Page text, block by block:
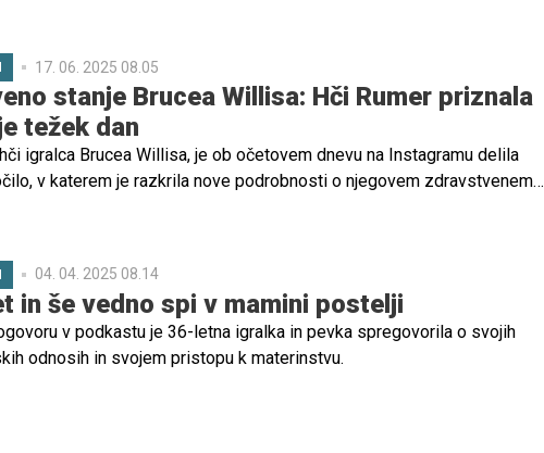
17. 06. 2025 08.05
stanje Brucea Willisa: Hči Rumer priznala
težek dan
igralca Brucea Willisa, je ob očetovem dnevu na Instagramu delila
v katerem je razkrila nove podrobnosti o njegovem zdravstvenem
04. 04. 2025 08.14
in še vedno spi v mamini postelji
v podkastu je 36-letna igralka in pevka spregovorila o svojih
odnosih in svojem pristopu k materinstvu.